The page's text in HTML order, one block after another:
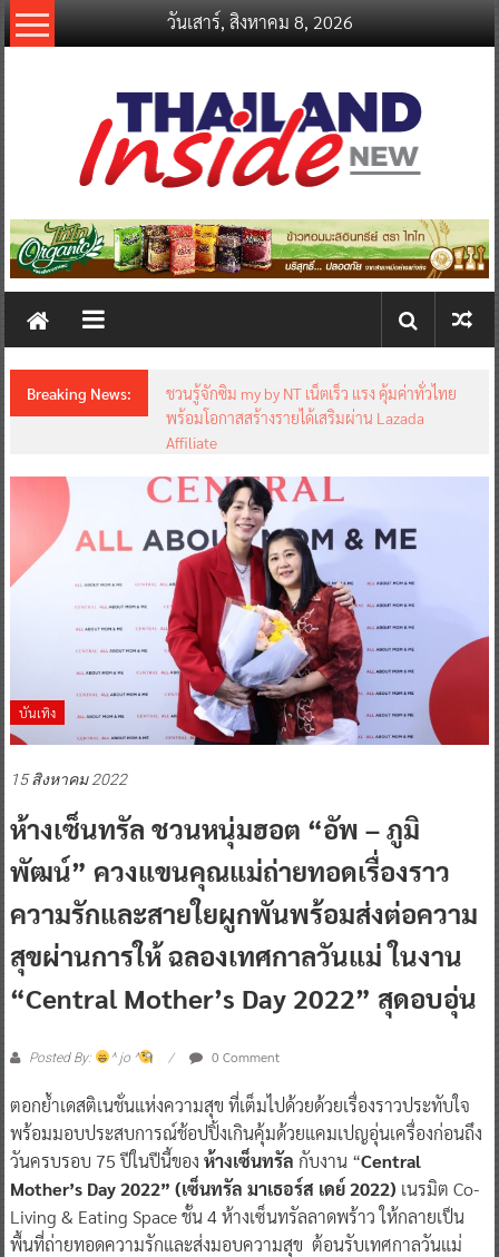
Skip
to
วันเสาร์, สิงหาคม 8, 2026
thailandinsidenew.com
Thailand
New
Breaking News:
ชวนรู้จักซิม my by NT เน็ตเร็ว แรง คุ้มค่าทั่วไทย
พร้อมโอกาสสร้างรายได้เสริมผ่าน Lazada
Affiliate
บันเทิง
15 สิงหาคม 2022
ห้างเซ็นทรัล ชวนหนุ่มฮอต “อัพ – ภูมิ
พัฒน์” ควงแขนคุณแม่ถ่ายทอดเรื่องราว
ความรักและสายใยผูกพันพร้อมส่งต่อความ
สุขผ่านการให้ ฉลองเทศกาลวันแม่ ในงาน
“Central Mother’s Day 2022” สุดอบอุ่น
Posted By: ^ jo ^ 0 Comment
ตอกย้ำเดสติเนชั่นแห่งความสุข ที่เต็มไปด้วยด้วยเรื่องราวประทับใจ
พร้อมมอบประสบการณ์ช้อปปิ้งเกินคุ้มด้วยแคมเปญอุ่นเครื่องก่อนถึง
วันครบรอบ 75 ปีในปีนี้ของ ห้างเซ็นทรัล กับงาน “Central
Mother’s Day 2022” (เซ็นทรัล มาเธอร์ส เดย์ 2022) เนรมิต Co-
Living & Eating Space ชั้น 4 ห้างเซ็นทรัลลาดพร้าว ให้กลายเป็น
พื้นที่ถ่ายทอดความรักและส่งมอบความสุข ต้อนรับเทศกาลวันแม่